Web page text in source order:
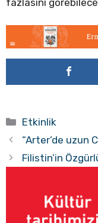
Kategoriler
Etkinlik
“Arter’de uzun
Filistin’in